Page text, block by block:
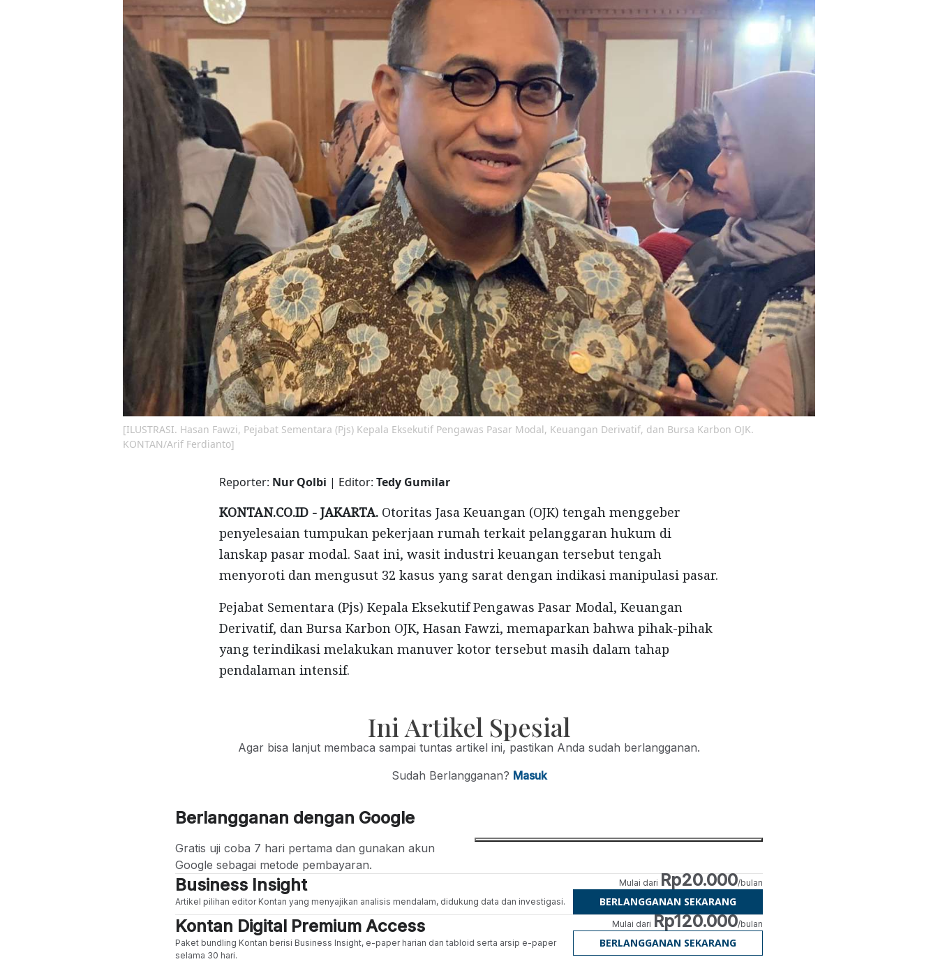
[ILUSTRASI. Hasan Fawzi, Pejabat Sementara (Pjs) Kepala Eksekutif Pengawas Pasar Modal, Keuangan Derivatif, dan Bursa Karbon OJK.
KONTAN/Arif Ferdianto]
Reporter: Nur Qolbi | Editor: Tedy Gumilar
KONTAN.CO.ID - JAKARTA. Otoritas Jasa Keuangan (OJK) tengah menggeber
penyelesaian tumpukan pekerjaan rumah terkait pelanggaran hukum di
lanskap pasar modal. Saat ini, wasit industri keuangan tersebut tengah
menyoroti dan mengusut 32 kasus yang sarat dengan indikasi manipulasi pasar.
Pejabat Sementara (Pjs) Kepala Eksekutif Pengawas Pasar Modal, Keuangan
Derivatif, dan Bursa Karbon OJK, Hasan Fawzi, memaparkan bahwa pihak-pihak
yang terindikasi melakukan manuver kotor tersebut masih dalam tahap
pendalaman intensif.
Ini Artikel Spesial
Agar bisa lanjut membaca sampai tuntas artikel ini, pastikan Anda sudah berlangganan.
Sudah Berlangganan? Masuk
Berlangganan dengan Google
Gratis uji coba 7 hari pertama dan gunakan akun
Google sebagai metode pembayaran.
Business Insight
Artikel pilihan editor Kontan yang menyajikan analisis mendalam, didukung data dan investigasi.
Mulai dari Rp20.000/bulan
BERLANGGANAN SEKARANG
Kontan Digital Premium Access
Paket bundling Kontan berisi Business Insight, e-paper harian dan tabloid serta arsip e-paper
selama 30 hari.
Mulai dari Rp120.000/bulan
BERLANGGANAN SEKARANG